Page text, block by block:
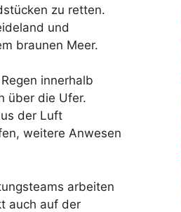
zu retten.
und
braunen Meer.
innerhalb
über die Ufer.
der Luft
weitere Anwesen
arbeiten
auch auf der